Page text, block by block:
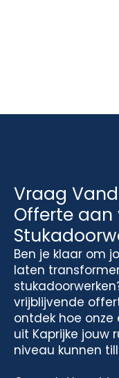
Vraag
Offerte aan
Ben je klaar om
laten
vrijblijvende
ontdek hoe
uit Kaprijke jouw
niveau kunnen